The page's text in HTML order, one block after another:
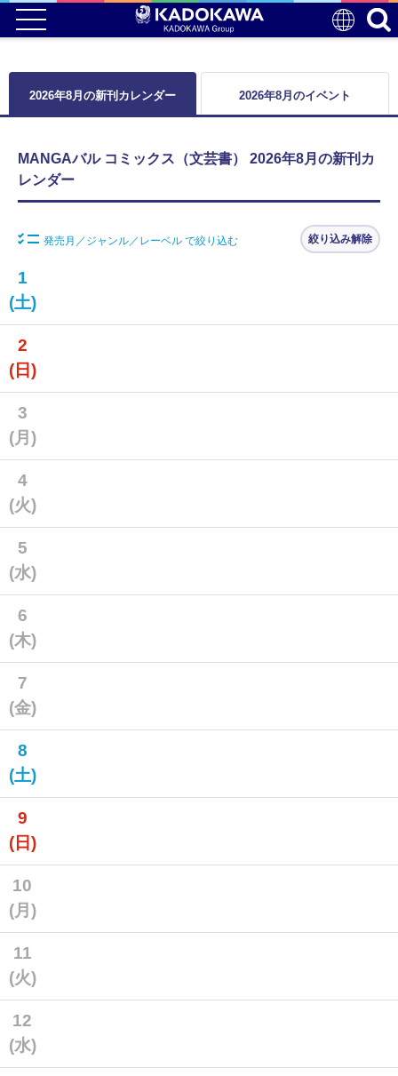
2026年8月の新刊カレンダー 2026年8月のイベント
MANGAバル コミックス（文芸書） 2026年8月の新刊カ
レンダー
発売月／ジャンル／レーベル で絞り込む 絞り込み解除
1
(土)
2
(日)
3
(月)
4
(火)
5
(水)
6
(木)
7
(金)
8
(土)
9
(日)
10
(月)
11
(火)
12
(水)